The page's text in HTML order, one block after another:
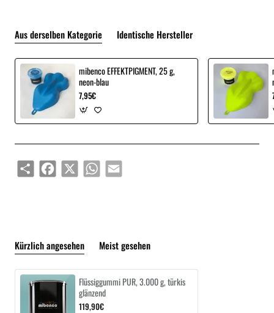
Aus derselben Kategorie Identische Hersteller
mibenco EFFEKTPIGMENT, 25 g,
neon-blau
7,95€
ShareFacebook
X WhatsAppEmail
Kürzlich angesehen Meist gesehen
Flüssiggummi PUR, 3.000 g, türkis
glänzend
119,90€